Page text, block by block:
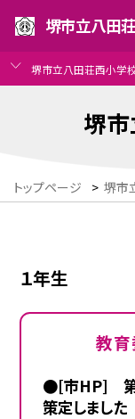
堺市立八田
堺市立八田荘西小学
堺
トップページ > 堺市
１年生
教
●[市HP] 第4
策定しました